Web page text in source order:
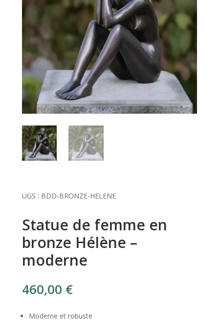
UGS : BDD-BRONZE-HELENE
Statue de femme en
bronze Hélène –
moderne
460,00 €
Moderne et robuste